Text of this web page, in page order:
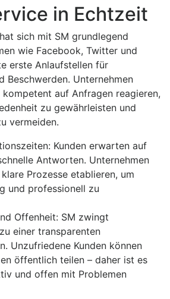
in Echtzeit
sich mit SM grundlegend
wie Facebook, Twitter und
erste Anlaufstellen für
Beschwerden. Unternehmen
kompetent auf Anfragen reagieren,
zu gewährleisten und
vermeiden.
Kunden erwarten auf
Antworten. Unternehmen
Prozesse etablieren, um
und professionell zu
Offenheit: SM zwingt
einer transparenten
Unzufriedene Kunden können
öffentlich teilen – daher ist es
und offen mit Problemen